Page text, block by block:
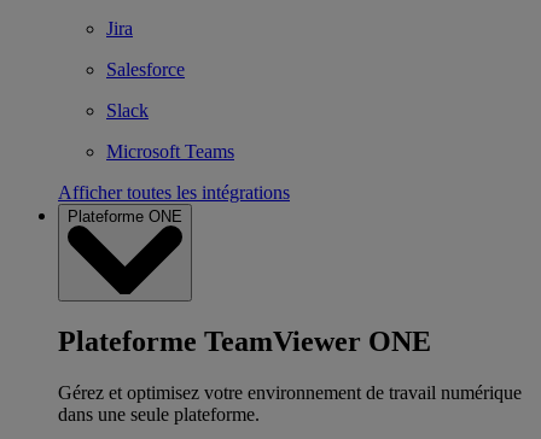
Jira
Salesforce
Slack
Microsoft Teams
Afficher toutes les intégrations
Plateforme ONE
Plateforme TeamViewer ONE
Gérez et optimisez votre environnement de travail numérique
dans une seule plateforme.